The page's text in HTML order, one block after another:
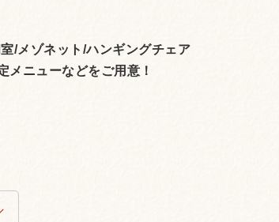
/メゾネット/ハンギングチェア
メニューなどをご用意！